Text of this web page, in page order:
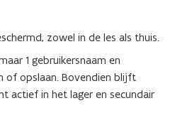
zowel in de les als thuis.
1 gebruikersnaam en
of opslaan. Bovendien blijft
actief in het lager en secundair